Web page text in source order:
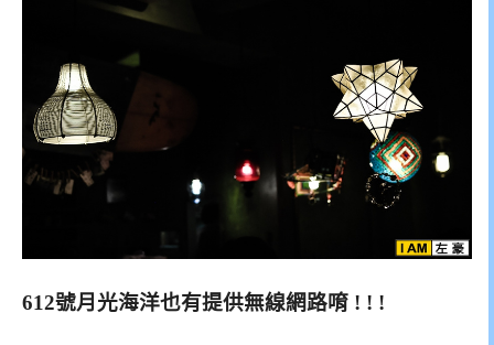
612號月光海洋也有提供無線網路唷 ! ! !